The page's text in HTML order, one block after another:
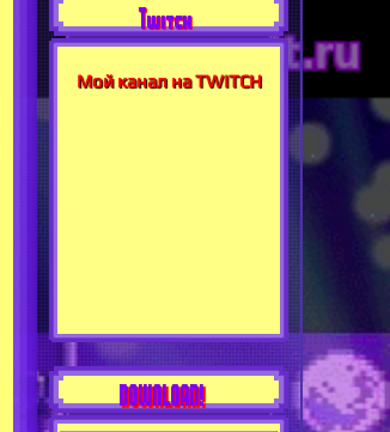
Twitch
Мой канал на TWITCH
DOWNLOAD!